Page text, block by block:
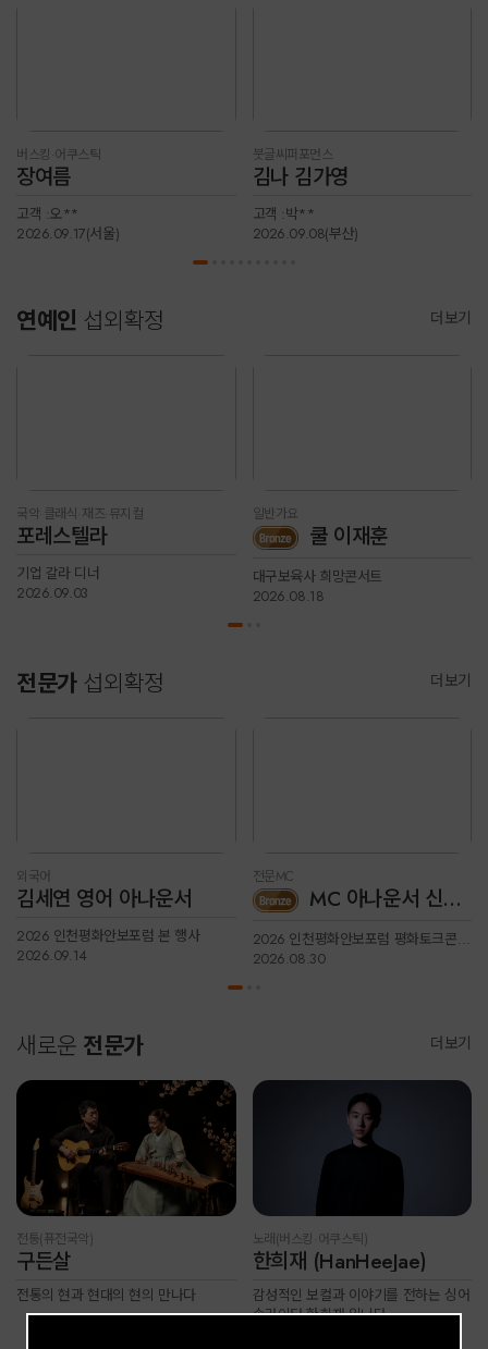
버스킹·어쿠스틱
장여름
고객 :오**
2026.09.17(서울)
붓글씨퍼포먼스
김나 김가영
고객 :박**
2026.09.08(부산)
연예인 섭외확정
국악·클래식·재즈·뮤지컬
포레스텔라
기업 갈라 디너
2026.09.03
일반가요
쿨 이재훈
대구보육사 희망콘서트
2026.08.18
더보기
전문가섭외확정
외국어
김세연 영어 아나운서
2026 인천평화안보포럼 본 행사
2026.09.14
전문MC
MC 아나운서 신예원
2026 인천평화안보포럼 평화토크콘서트2
2026.08.30
더보기
새로운 전문가
전통(퓨전국악)
구든살
전통의 현과 현대의 현의 만나다
노래(버스킹·어쿠스틱)
한희재 (HanHeeJae)
감성적인 보컬과 이야기를 전하는 싱어
송라이터 한희재 입니다.
더보기